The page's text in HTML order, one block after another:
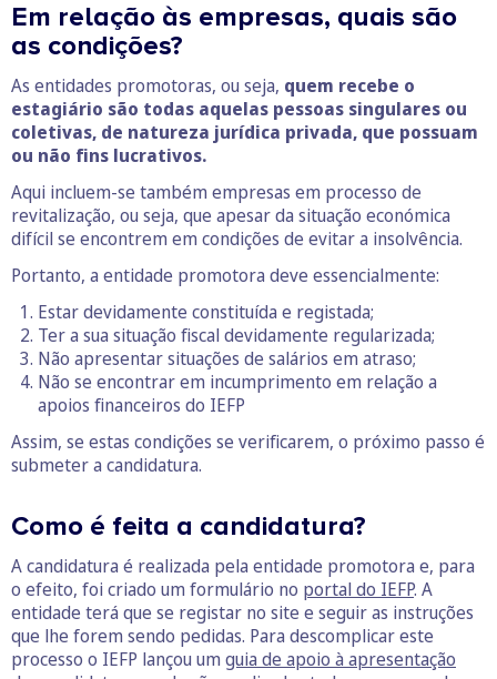
Em relação às empresas, quais são
as condições?
As entidades promotoras, ou seja, quem recebe o
estagiário são todas aquelas pessoas singulares ou
coletivas, de natureza jurídica privada, que possuam
ou não fins lucrativos.
Aqui incluem-se também empresas em processo de
revitalização, ou seja, que apesar da situação económica
difícil se encontrem em condições de evitar a insolvência.
Portanto, a entidade promotora deve essencialmente:
Estar devidamente constituída e registada;
Ter a sua situação fiscal devidamente regularizada;
Não apresentar situações de salários em atraso;
Não se encontrar em incumprimento em relação a
apoios financeiros do IEFP
Assim, se estas condições se verificarem, o próximo passo é
submeter a candidatura.
Como é feita a candidatura?
A candidatura é realizada pela entidade promotora e, para
o efeito, foi criado um formulário no portal do IEFP. A
entidade terá que se registar no site e seguir as instruções
que lhe forem sendo pedidas. Para descomplicar este
processo o IEFP lançou um guia de apoio à apresentação